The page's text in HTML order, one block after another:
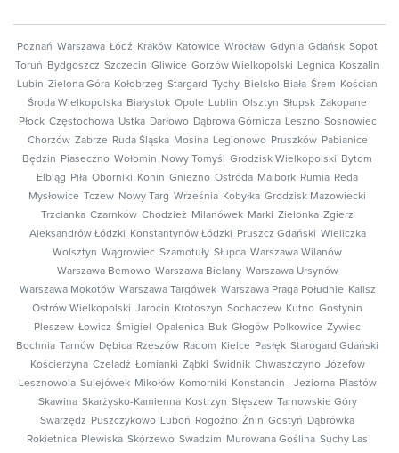
Poznań Warszawa Łódź Kraków Katowice Wrocław Gdynia Gdańsk Sopot
Toruń
Bydgoszcz Szczecin Gliwice Gorzów Wielkopolski Legnica Koszalin
Lubin Zielona Góra Kołobrzeg Stargard Tychy Bielsko-Biała Śrem
Kościan
Środa Wielkopolska Białystok Opole Lublin Olsztyn Słupsk Zakopane
Płock Częstochowa Ustka Darłowo Dąbrowa Górnicza Leszno Sosnowiec
Chorzów Zabrze Ruda Śląska Mosina Legionowo Pruszków
Pabianice
Będzin
Piaseczno Wołomin Nowy Tomyśl Grodzisk Wielkopolski
Bytom
Elbląg
Piła Oborniki Konin Gniezno Ostróda Malbork Rumia Reda
Mysłowice Tczew Nowy Targ Września Kobyłka Grodzisk Mazowiecki
Trzcianka Czarnków Chodzież Milanówek Marki Zielonka Zgierz
Aleksandrów Łódzki
Konstantynów Łódzki Pruszcz Gdański Wieliczka
Wolsztyn Wągrowiec Szamotuły Słupca Warszawa Wilanów
Warszawa Bemowo Warszawa Bielany Warszawa Ursynów
Warszawa Mokotów Warszawa Targówek Warszawa Praga Południe
Kalisz
Ostrów Wielkopolski Jarocin Krotoszyn Sochaczew Kutno Gostynin
Pleszew Łowicz Śmigiel Opalenica Buk Głogów Polkowice Żywiec
Bochnia Tarnów Dębica Rzeszów Radom Kielce Pasłęk Starogard Gdański
Kościerzyna Czeladź Łomianki Ząbki Świdnik Chwaszczyno Józefów
Lesznowola Sulejówek Mikołów Komorniki Konstancin - Jeziorna
Piastów
Skawina Skarżysko-Kamienna Kostrzyn Stęszew Tarnowskie Góry
Swarzędz
Puszczykowo Luboń Rogoźno Żnin Gostyń
Dąbrówka
Rokietnica Plewiska Skórzewo Swadzim Murowana Goślina Suchy Las